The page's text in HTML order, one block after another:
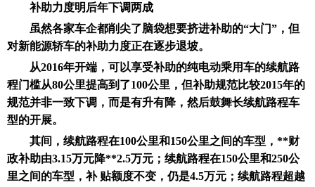
补助力度明后年下调两成
虽然各家车企都削尖了脑袋想要挤进补助的“大门”，但
对新能源轿车的补助力度正在逐步退坡。
从2016年开端，可以享受补助的纯电动乘用车的续航路
程门槛从80公里提高到了100公里，但补助规范比较2015年的
规范并非一致下调，而是有升有降，然后鼓舞长续航路程车
型的开展。
其间，续航路程在100公里和150公里之间的车型，**财
政补助由3.15万元降**2.5万元；续航路程在150公里和250公
里之间的车型，补 贴额度不变，仍是4.5万元；续航路程超越